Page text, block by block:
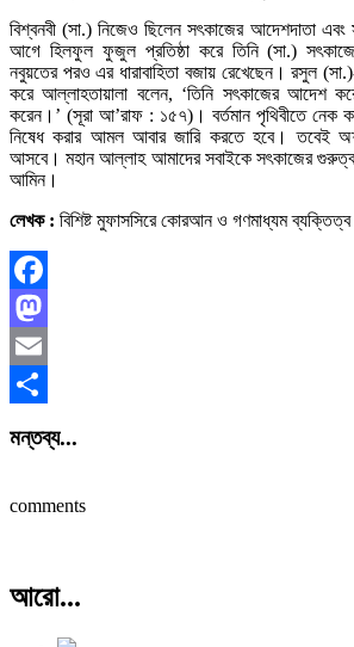
বিশ্বনবী (সা.) নিজেও ছিলেন সৎকাজের আদেশদাতা এবং
আগে হিলফুল ফুজুল প্রতিষ্ঠা করে তিনি (সা.)
নবুয়তের পরও এর ধারাবাহিতা বজায় রেখেছেন। রসুল
করে আল্লাহতায়ালা বলেন, ‘তিনি সৎকাজের আদেশ
করেন।’ (সূরা আ’রাফ : ১৫৭)। বর্তমান পৃথিবীতে নেক
নিষেধ করার আমল আবার জারি করতে হবে। তবেই
আসবে। মহান আল্লাহ আমাদের সবাইকে সৎকাজের
আমিন।
লেখক : বিশিষ্ট মুফাসসিরে কোরআন ও গণমাধ্যম ব্যক্তিত্ব
Facebook
Mastodon
Email
মন্তব্য...
comments
আরো...